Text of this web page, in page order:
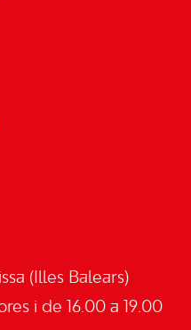
(Illes Balears)
i de 16.00 a 19.00